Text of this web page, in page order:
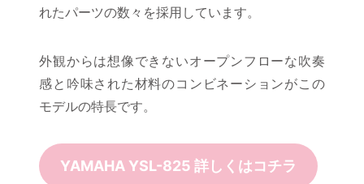
れたパーツの数々を採用しています。
外観からは想像できないオープンフローな吹奏
感と吟味された材料のコンビネーションがこの
モデルの特長です。
YAMAHA YSL-825 詳しくはコチラ